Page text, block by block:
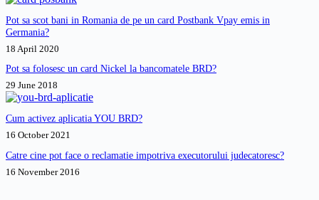
Pot sa scot bani in Romania de pe un card Postbank Vpay emis in
Germania?
18 April 2020
Pot sa folosesc un card Nickel la bancomatele BRD?
29 June 2018
Cum activez aplicatia YOU BRD?
16 October 2021
Catre cine pot face o reclamatie impotriva executorului judecatoresc?
16 November 2016